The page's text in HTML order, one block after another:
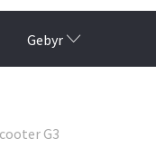
Gebyr
G3